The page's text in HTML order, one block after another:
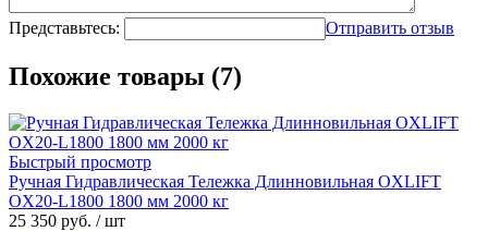
Представьтесь: Отправить отзыв
Похожие товары (7)
Быстрый просмотр
Ручная Гидравлическая Тележка Длинновильная OXLIFT
OX20-L1800 1800 мм 2000 кг
25 350 руб. / шт